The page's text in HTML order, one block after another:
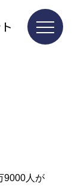
9000人が